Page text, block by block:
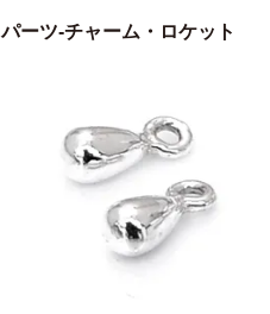
パーツ-チャーム・ロケット